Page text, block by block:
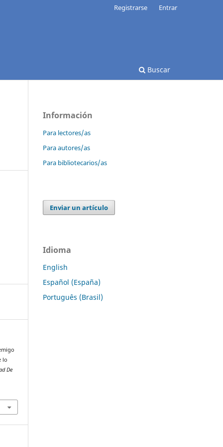
Buscar
Registrarse Entrar
lo
De
Información
Para lectores/as
Para autores/as
Para bibliotecarios/as
Enviar un artículo
Idioma
English
Español (España)
Português (Brasil)